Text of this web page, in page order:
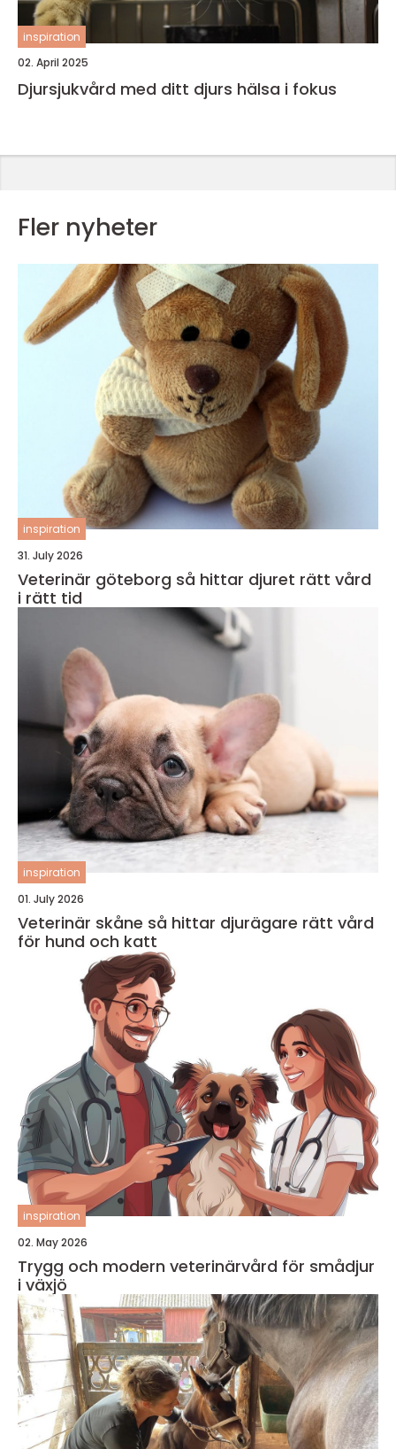
inspiration
02. April 2025
Djursjukvård med ditt djurs hälsa i fokus
Fler nyheter
inspiration
31. July 2026
Veterinär göteborg så hittar djuret rätt vård
i rätt tid
inspiration
01. July 2026
Veterinär skåne så hittar djurägare rätt vård
för hund och katt
inspiration
02. May 2026
Trygg och modern veterinärvård för smådjur
i växjö